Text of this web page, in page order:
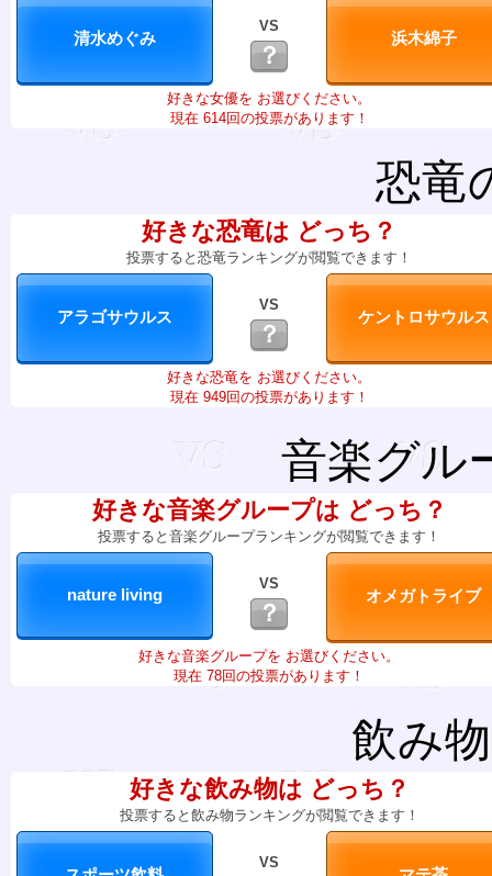
VS
？
好きな女優を お選びください。
現在 614回の投票があります！
恐竜
好きな恐竜は どっち？
投票すると恐竜ランキングが閲覧できます！
VS
？
好きな恐竜を お選びください。
現在 949回の投票があります！
音楽グル
好きな音楽グループは どっち？
投票すると音楽グループランキングが閲覧できます！
VS
？
好きな音楽グループを お選びください。
現在 78回の投票があります！
飲み
好きな飲み物は どっち？
投票すると飲み物ランキングが閲覧できます！
VS